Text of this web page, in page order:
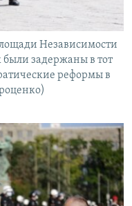
Независимости
задержаны в тот
реформы в